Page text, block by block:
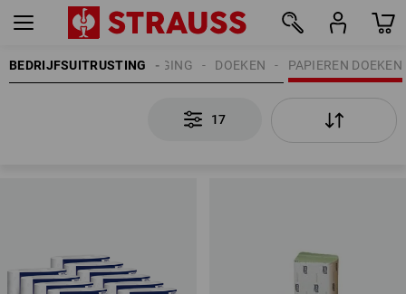
BEDRIJFSUITRUSTING PAPIEREN DOEKEN
DOEKEN
REINIGING
17